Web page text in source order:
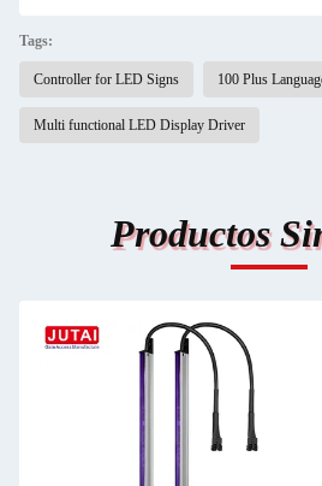
Tags:
Controller for LED Signs 100 Plus
Multi functional LED Display Driver
Productos